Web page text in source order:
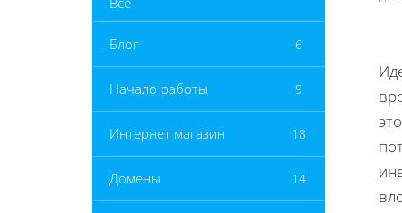
Блог 6
Начало работы 9
Интернет магазин 18
Домены 14